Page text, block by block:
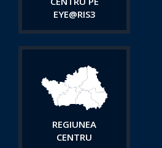
EYE@RIS3
REGIUNEA
CENTRU